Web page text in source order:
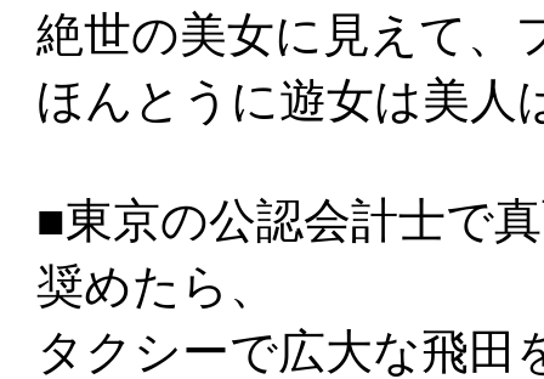
絶世の美女に見えて、
ほんとうに遊女は美人
■東京の公認会計士で
奨めたら、
タクシーで広大な飛田